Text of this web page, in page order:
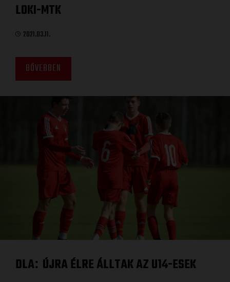
LOKI-MTK
2021.03.11.
BŐVEBBEN
DLA: ÚJRA ÉLRE ÁLLTAK AZ U14-ESEK